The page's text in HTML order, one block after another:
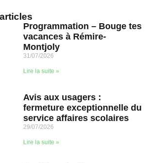
Programmation – Bouge tes
vacances à Rémire-
Montjoly
31/07/2026
Lire la suite »
Avis aux usagers :
fermeture exceptionnelle du
service affaires scolaires
29/07/2026
Lire la suite »